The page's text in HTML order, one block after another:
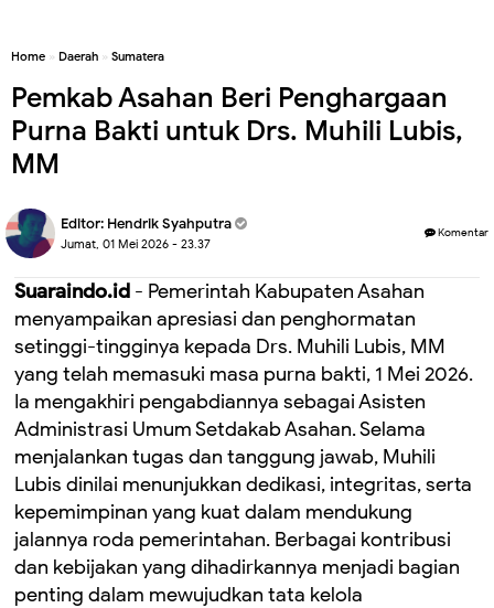
Home » Daerah » Sumatera
Pemkab Asahan Beri Penghargaan
Purna Bakti untuk Drs. Muhili Lubis,
MM
Editor: Hendrik Syahputra
Jumat, 01 Mei 2026 - 23.37
Komentar
Suaraindo.id - Pemerintah Kabupaten Asahan
menyampaikan apresiasi dan penghormatan
setinggi-tingginya kepada Drs. Muhili Lubis, MM
yang telah memasuki masa purna bakti, 1 Mei 2026.
Ia mengakhiri pengabdiannya sebagai Asisten
Administrasi Umum Setdakab Asahan. Selama
menjalankan tugas dan tanggung jawab, Muhili
Lubis dinilai menunjukkan dedikasi, integritas, serta
kepemimpinan yang kuat dalam mendukung
jalannya roda pemerintahan. Berbagai kontribusi
dan kebijakan yang dihadirkannya menjadi bagian
penting dalam mewujudkan tata kelola